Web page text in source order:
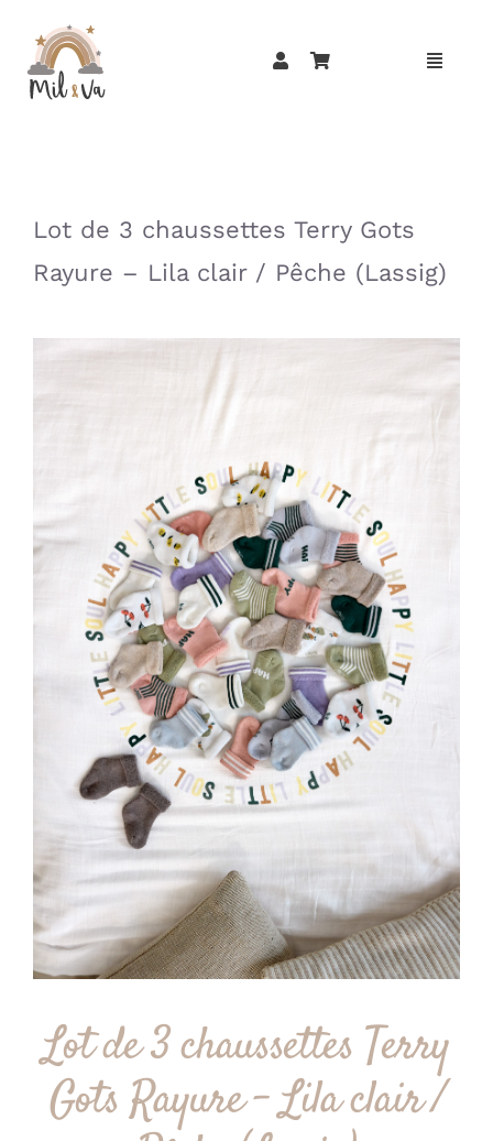
contenu
Lot de 3 chaussettes Terry Gots
Rayure – Lila clair / Pêche (Lassig)
Lot de 3 chaussettes Terry
Gots Rayure – Lila clair /